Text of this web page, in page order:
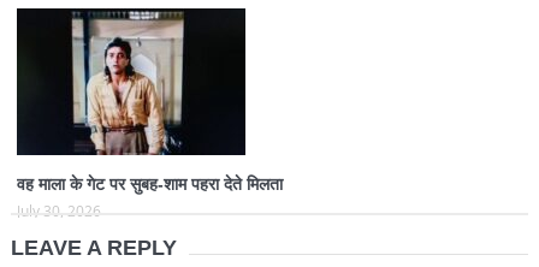
वह माला के गेट पर सुबह-शाम पहरा देते मिलता
July 30, 2026
LEAVE A REPLY